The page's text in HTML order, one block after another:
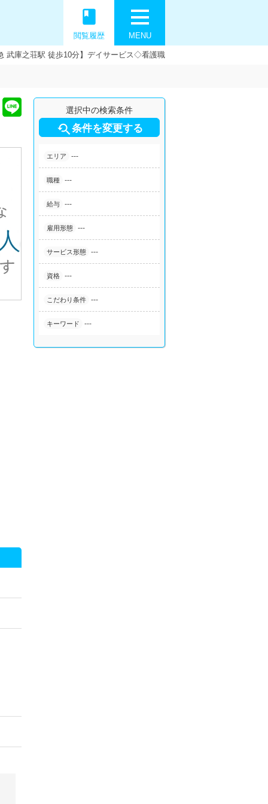
MENU
book
閲覧履歴
武庫之荘駅 徒歩10分】デイサービス◇看護職
選択中の検索条件
条件を変更する
エリア ---
職種 ---
給与 ---
雇用形態 ---
サービス形態 ---
資格 ---
こだわり条件 ---
キーワード ---